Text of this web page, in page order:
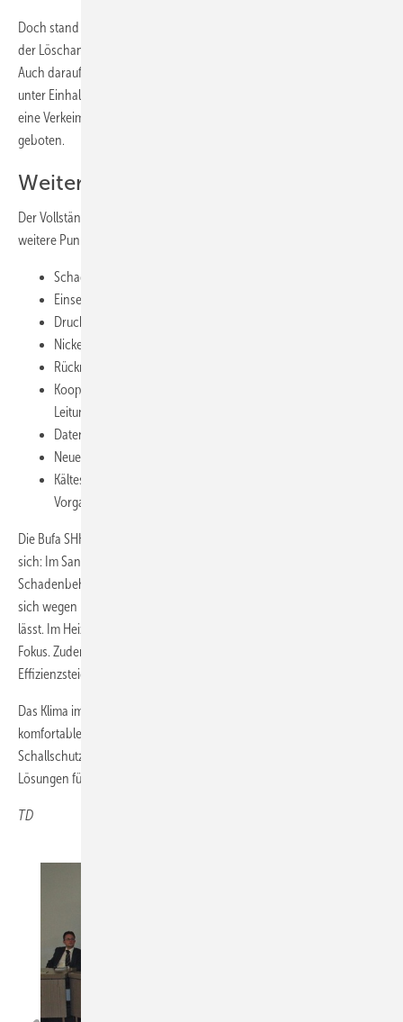
Doch stand bisher die Frage im Raum, wie weit ein Bestandsschutz
der Löschanlage diesen hygienischen Anforderungen entgegen steht.
Auch darauf gibt es nun klare Hinweise: Ein Bestandschutz kann nur
unter Einhaltung der TrinkWVO aufrecht erhalten werden. Lässt sich
eine Verkeimung des Trinkwassers nachweisen, ist Handlungsbedarf
geboten.
Weitere Bufa-Themen im Überblick
Der Vollständigkeit halber sei abschließend erwähnt, dass zahlreiche
weitere Punkte in der Bufa erörtert wurden:
Schadensfälle in Verbindung mit Kunststoffverbundrohren
Einseitige Garantiezusagen von Herstellern
Druckerhöhungsanlagen nach DIN 1988-50
Nickelfreie Werkstoffe und mögliche Zulassungen
Rückrufaktionen von Solar-Kollektoren
Kooperation mit Sachversicherern beim Thema
Leitungswasserschäden
Datenbank und Katalog zu regenerativen Energien
Neue Wärmepumpenkonzepte
Kälteschein: Weiterbildung nach den neuen rechtlichen
Vorgaben ab Herbst.
Die Bufa SHK hatte erneut einen Marathon durch drei Gewerke vor
sich: Im Sanitärbereich nahm die Entwässerungstechnik sowie die
Schadenbehebung defekter Verbundrohre breiten Raum ein – was
sich wegen laufender Gespräche an dieser Stelle nicht näher erörtern
lässt. Im Heizungssektor rückt die Wärmepumpe immer mehr in den
Fokus. Zudem gilt es, durch den Heizungs-Check die
Effizienzsteigerung bestehender Wärmeerzeuger voranzubringen.
Das Klima im Wohngebäude wird künftig an Bedeutung gewinnen. Um
komfortable Luftwechselraten in Verbindung mit erhöhtem
Schallschutz in Einklang zu bringen, bedarf es aber noch verbesserter
Lösungen für den Fachbetrieb von morgen.
TD